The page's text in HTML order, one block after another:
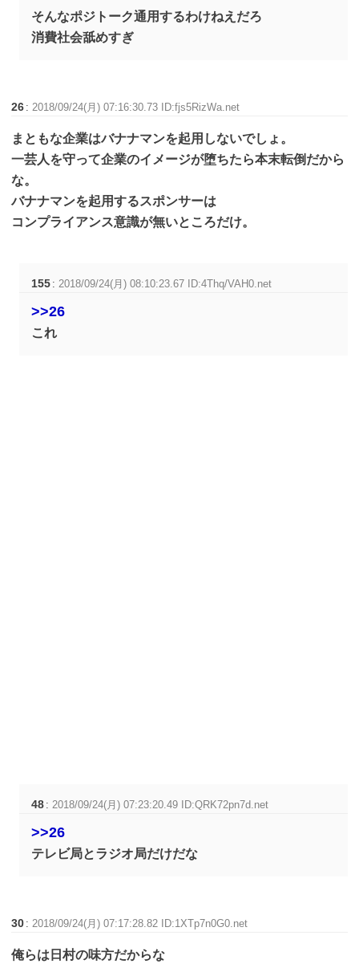
そんなポジトーク通用するわけねえだろ
消費社会舐めすぎ
26 :2018/09/24(月) 07:16:30.73 ID:fjs5RizWa.net
まともな企業はバナナマンを起用しないでしょ。
一芸人を守って企業のイメージが堕ちたら本末転倒だから
な。
バナナマンを起用するスポンサーは
コンプライアンス意識が無いところだけ。
155 :2018/09/24(月) 08:10:23.67 ID:4Thq/VAH0.net
>>26
これ
48 :2018/09/24(月) 07:23:20.49 ID:QRK72pn7d.net
>>26
テレビ局とラジオ局だけだな
30 :2018/09/24(月) 07:17:28.82 ID:1XTp7n0G0.net
俺らは日村の味方だからな